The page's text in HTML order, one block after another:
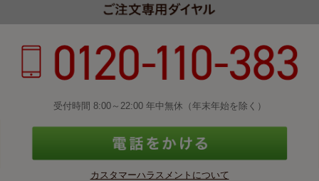
受付時間 8:00～22:00 年中無休（年末年始を除く）
カスタマーハラスメントについて